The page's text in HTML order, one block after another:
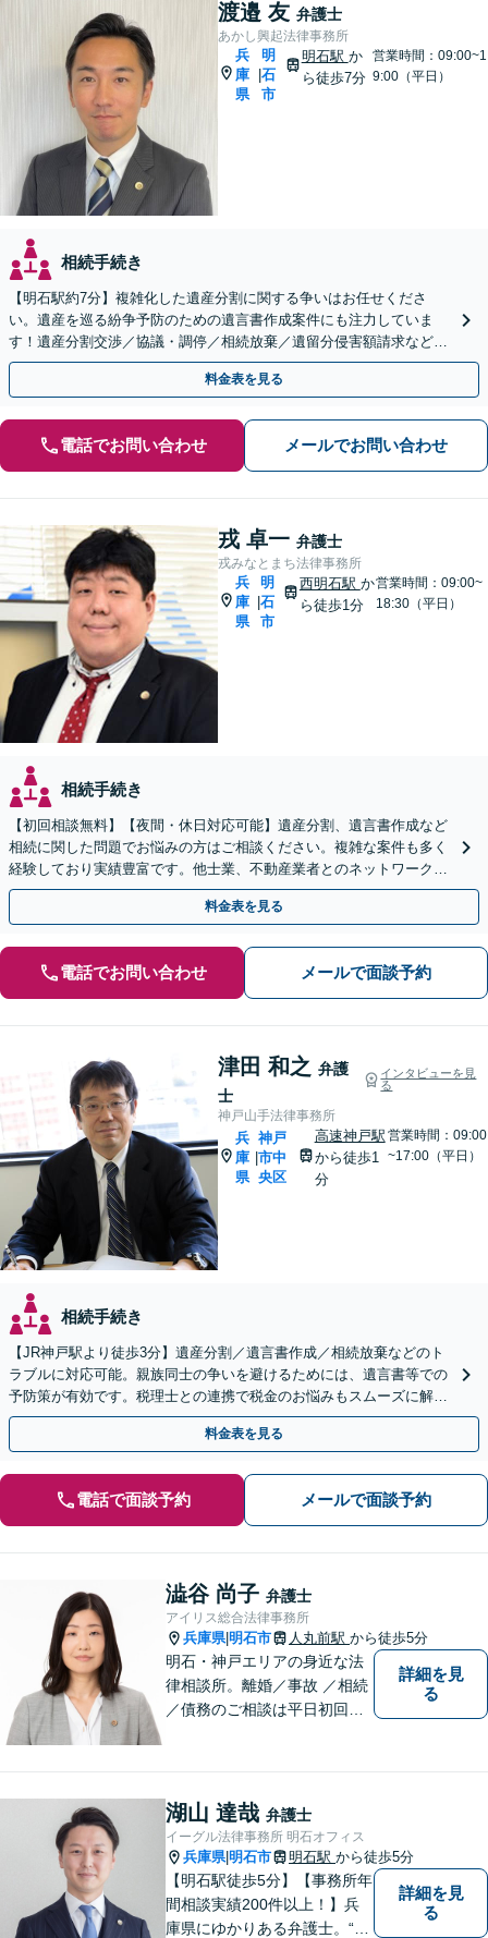
渡邉 友 弁護士
あかし興起法律事務所
兵
庫
県
明
石
市
明石駅 か
ら徒歩7分
営業時間：09:00~1
9:00（平日）
相続手続き
【明石駅約7分】複雑化した遺産分割に関する争いはお任せくださ
い。遺産を巡る紛争予防のための遺言書作成案件にも注力していま
す！遺産分割交渉／協議・調停／相続放棄／遺留分侵害額請求など
【Web相談可】【初回相談無料】【夜間面談可】
料金表を見る
電話でお問い合わせ メールでお問い合わせ
戎 卓一 弁護士
戎みなとまち法律事務所
兵
庫
県
明
石
市
西明石駅 か
ら徒歩1分
営業時間：09:00~
18:30（平日）
相続手続き
【初回相談無料】【夜間・休日対応可能】遺産分割、遺言書作成など
相続に関した問題でお悩みの方はご相談ください。複雑な案件も多く
経験しており実績豊富です。他士業、不動産業者とのネットワークが
あり、迅速解決が可能です。ぜひ一度ご相談ください。
料金表を見る
電話でお問い合わせ メールで面談予約
津田 和之 弁護
士
インタビューを見
る
神戸山手法律事務所
兵
庫
県
神戸
市中
央区
高速神戸駅
から徒歩1
分
営業時間：09:00
~17:00（平日）
相続手続き
【JR神戸駅より徒歩3分】遺産分割／遺言書作成／相続放棄などのト
ラブルに対応可能。親族同士の争いを避けるためには、遺言書等での
予防策が有効です。税理士との連携で税金のお悩みもスムーズに解決
【初回のご相談無料】【土日・夜間の受付可能】
料金表を見る
電話で面談予約 メールで面談予約
澁谷 尚子 弁護士
アイリス総合法律事務所
兵庫県|明石市 人丸前駅 から徒歩5分
明石・神戸エリアの身近な法
律相談所。離婚／事故 ／相続
／債務のご相談は平日初回３
詳細を見
る
湖山 達哉 弁護士
イーグル法律事務所 明石オフィス
兵庫県|明石市 明石駅 から徒歩5分
【明石駅徒歩5分】【事務所年
間相談実績200件以上！】兵
庫県にゆかりある弁護士。“プ
詳細を見
る